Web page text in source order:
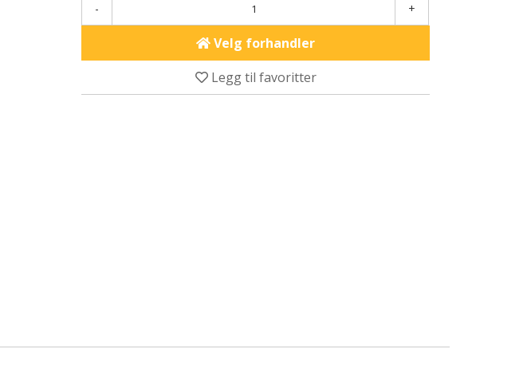
- +
Velg forhandler
Legg til favoritter